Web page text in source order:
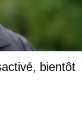
bientôt